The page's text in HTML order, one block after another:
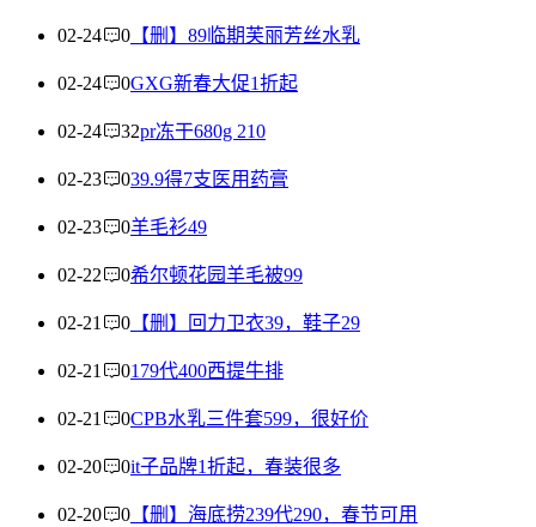
02-24 0 【删】89临期芙丽芳丝水乳
02-24 0GXG新春大促1折起
02-24 32pr冻干680g 210
02-23 039.9得7支医用药膏
02-23 0羊毛衫49
02-22 0希尔顿花园羊毛被99
02-21 0 【删】回力卫衣39，鞋子29
02-21 0179代400西提牛排
02-21 0CPB水乳三件套599，很好价
02-20 0it子品牌1折起，春装很多
02-20 0 【删】海底捞239代290，春节可用